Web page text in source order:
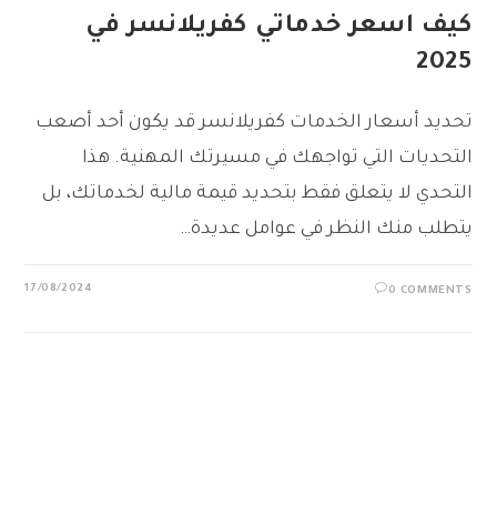
كيف اسعر خدماتي كفريلانسر في
2025
تحديد أسعار الخدمات كفريلانسر قد يكون أحد أصعب
التحديات التي تواجهك في مسيرتك المهنية. هذا
التحدي لا يتعلق فقط بتحديد قيمة مالية لخدماتك، بل
يتطلب منك النظر في عوامل عديدة…
0 COMMENTS
17/08/2024